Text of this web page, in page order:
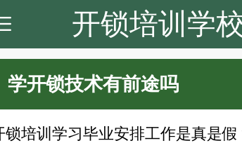
开锁培训学
学开锁技术有前途吗
锁培训学习毕业安排工作是真是假